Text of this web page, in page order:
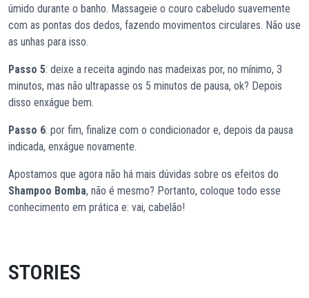
úmido durante o banho. Massageie o couro cabeludo suavemente
com as pontas dos dedos, fazendo movimentos circulares. Não use
as unhas para isso.
Passo 5: deixe a receita agindo nas madeixas por, no mínimo, 3
minutos, mas não ultrapasse os 5 minutos de pausa, ok? Depois
disso enxágue bem.
Passo 6: por fim, finalize com o condicionador e, depois da pausa
indicada, enxágue novamente.
Apostamos que agora não há mais dúvidas sobre os efeitos do
Shampoo Bomba, não é mesmo? Portanto, coloque todo esse
conhecimento em prática e: vai, cabelão!
STORIES